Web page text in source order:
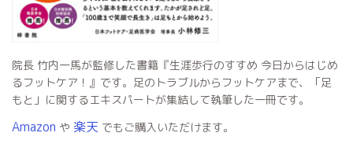
院長 竹内一馬が監修した書籍『生涯歩行のすすめ 今日からはじめ
るフットケア！』です。足のトラブルからフットケアまで、「足
もと」に関するエキスパートが集結して執筆した一冊です。
Amazon や 楽天 でもご購入いただけます。